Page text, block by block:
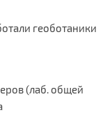
геоботаники
(лаб. общей